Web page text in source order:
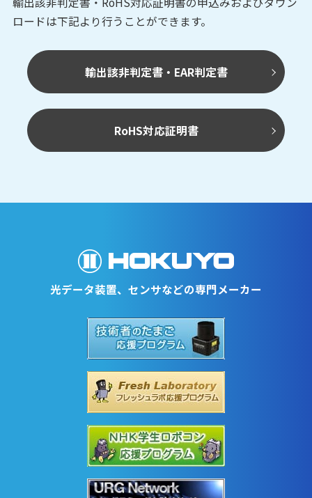
ロードは下記より行うことができます。
輸出該非判定書・EAR判定書
RoHS対応証明書
光データ装置、センサなどの専門メーカー